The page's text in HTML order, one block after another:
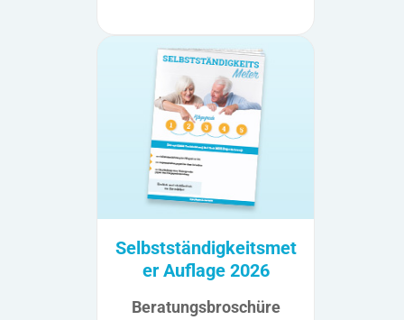
Selbstständigkeitsmet
er Auflage 2026
Beratungsbroschüre